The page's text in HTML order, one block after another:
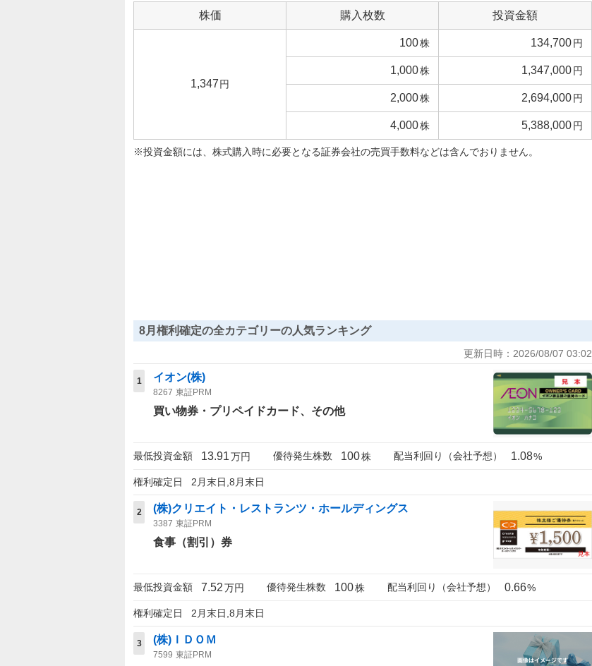
株価 購入枚数 投資金額
1,347円
100株 134,700円
1,000株 1,347,000円
2,000株 2,694,000円
4,000株 5,388,000円
投資金額には、株式購入時に必要となる証券会社の売買手数料などは含んでおりません。
8月権利確定の全カテゴリーの人気ランキング
更新日時： 2026/08/07 03:02
1 イオン(株)
8267 東証PRM
買い物券・プリペイドカード その他
最低投資金額 13.91万円 優待発生株数 100株 配当利回り（会社予想） 1.08%
権利確定日 2月末日,8月末日
2 (株)クリエイト・レストランツ・ホールディングス
3387 東証PRM
食事（割引）券
最低投資金額 7.52万円 優待発生株数 100株 配当利回り（会社予想） 0.66%
権利確定日 2月末日,8月末日
3 (株)ＩＤＯＭ
7599 東証PRM